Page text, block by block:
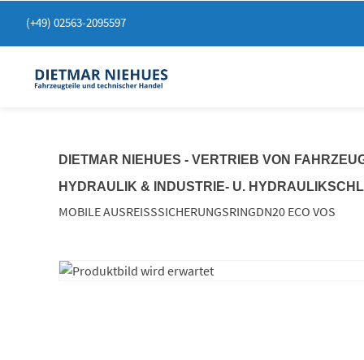
zum
(+49) 02563-2095597
DIETMAR NIEHUES - VERTRIEB VON
HYDRAULIK & INDUSTRIE- U.
MOBILE AUSREISSSICHERUNGSRINGDN20 ECO VOS